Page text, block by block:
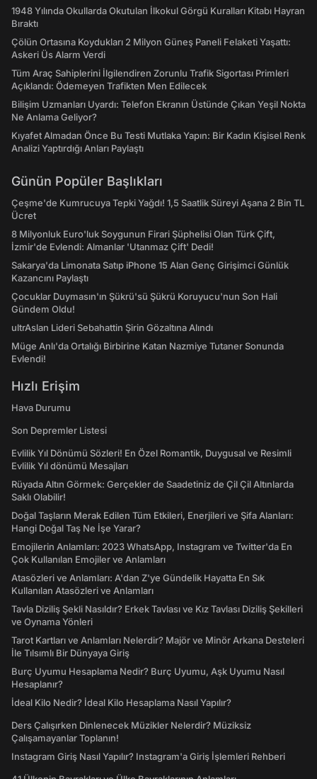
1948 Yılında Okullarda Okutulan İlkokul Görgü Kuralları Kitabı Hayran
Bıraktı
Çölün Ortasına Koydukları 2 Milyon Güneş Paneli Felaketi Yaşattı:
Askeri Üs Alarm Verdi
Tüm Araç Sahiplerini İlgilendiren Zorunlu Trafik Sigortası Primleri
Açıklandı: Ödemeyen Trafikten Men Edilecek
Bilişim Uzmanları Uyardı: Telefon Ekranın Üstünde Çıkan Yeşil Nokta
Ne Anlama Geliyor?
Kıyafet Almadan Önce Bu Testi Mutlaka Yapın: Bir Kadın Kişisel Renk
Analizi Yaptırdığı Anları Paylaştı
Günün Popüler Başlıkları
Çeşme'de Kumrucuya Tepki Yağdı! 1,5 Saatlik Süreyi Aşana 2 Bin TL
Ücret
8 Milyonluk Euro'luk Soygunun Firari Şüphelisi Olan Türk Çift,
İzmir'de Evlendi: Almanlar 'Utanmaz Çift' Dedi!
Sakarya'da Limonata Satıp iPhone 15 Alan Genç Girişimci Günlük
Kazancını Paylaştı
Çocuklar Duymasın'ın Şükrü'sü Şükrü Koruyucu'nun Son Hali
Gündem Oldu!
ultrAslan Lideri Sebahattin Şirin Gözaltına Alındı
Müge Anlı'da Ortalığı Birbirine Katan Nazmiye Tutaner Sonunda
Evlendi!
Hızlı Erişim
Hava Durumu
Son Depremler Listesi
Evlilik Yıl Dönümü Sözleri! En Özel Romantik, Duygusal ve Resimli
Evlilik Yıl dönümü Mesajları
Rüyada Altın Görmek: Gerçekler de Saadetiniz de Çil Çil Altınlarda
Saklı Olabilir!
Doğal Taşların Merak Edilen Tüm Etkileri, Enerjileri ve Şifa Alanları:
Hangi Doğal Taş Ne İşe Yarar?
Emojilerin Anlamları: 2023 WhatsApp, Instagram ve Twitter'da En
Çok Kullanılan Emojiler ve Anlamları
Atasözleri ve Anlamları: A'dan Z'ye Gündelik Hayatta En Sık
Kullanılan Atasözleri ve Anlamları
Tavla Diziliş Şekli Nasıldır? Erkek Tavlası ve Kız Tavlası Diziliş Şekilleri
ve Oynama Yönleri
Tarot Kartları ve Anlamları Nelerdir? Majör ve Minör Arkana Desteleri
İle Tılsımlı Bir Dünyaya Giriş
Burç Uyumu Hesaplama Nedir? Burç Uyumu, Aşk Uyumu Nasıl
Hesaplanır?
İdeal Kilo Nedir? İdeal Kilo Hesaplama Nasıl Yapılır?
Ders Çalışırken Dinlenecek Müzikler Nelerdir? Müziksiz
Çalışamayanlar Toplanın!
Instagram Giriş Nasıl Yapılır? Instagram'a Giriş İşlemleri Rehberi